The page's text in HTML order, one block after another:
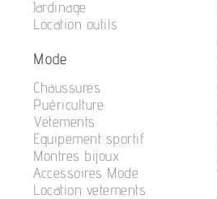
Jardinage
Location outils
Mode
Chaussures
Puériculture
Vetements
Equipement sportif
Montres bijoux
Accessoires Mode
Location vetements